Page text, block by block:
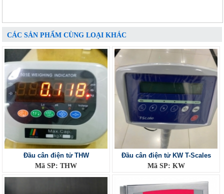
CÁC SẢN PHẨM CÙNG LOẠI KHÁC
Đầu cân điện tử THW
Mã SP: THW
Đầu cân điện tử KW T-Scales
Mã SP: KW